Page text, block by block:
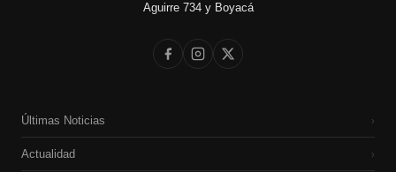
Aguirre 734 y Boyacá
Últimas Noticias ›
Actualidad ›